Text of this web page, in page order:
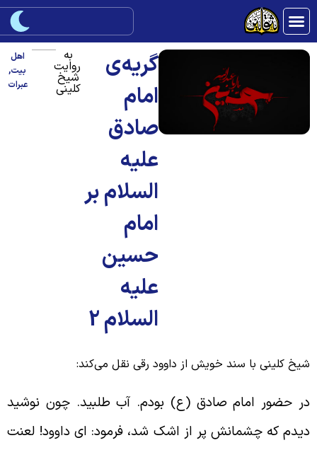
گریه‌ی
امام
صادق
علیه
السلام بر
امام
حسین
علیه
السلام 2
روایت
شیخ
کلینی
اهل
بیت,
عبرات
کلینی با سند خویش از داوود رقی نقل می‌کند:
حضور امام صادق (ع) بودم. آب طلبید. چون نوشید
که چشمانش پر از اشک شد، فرمود: ای داوود! لعنت